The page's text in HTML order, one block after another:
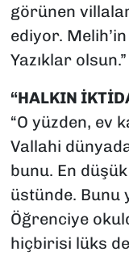
görünen
ediyor.
Yazıklar olsun.”
“HALKIN
“O yüzden, ev
Vallahi
bunu. En
üstünde. Bunu
Öğrenciye
hiçbirisi lüks